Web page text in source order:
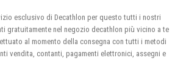
esclusivo di Decathlon per questo tutti i nostri
gratuitamente nel negozio decathlon più vicino a te
al momento della consegna con tutti i metodi
vendita, contanti, pagamenti elettronici, assegni e